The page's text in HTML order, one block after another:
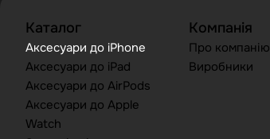
Каталог
Аксесуари до iPhone
Аксесуари до iPad
Аксесуари до AirPods
Аксесуари до Apple
Watch
Компанія
Про компанію
Виробники